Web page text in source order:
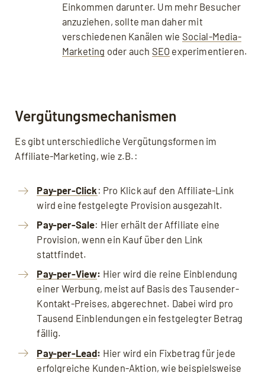
Einkommen darunter. Um mehr Besucher
anzuziehen, sollte man daher mit
verschiedenen Kanälen wie Social-Media-
Marketing oder auch SEO experimentieren.
Vergütungsmechanismen
Es gibt unterschiedliche Vergütungsformen im
Affiliate-Marketing, wie z.B.:
Pay-per-Click : Pro Klick auf den Affiliate-Link
wird eine festgelegte Provision ausgezahlt.
Pay-per-Sale: Hier erhält der Affiliate eine
Provision, wenn ein Kauf über den Link
stattfindet.
Pay-per-View: Hier wird die reine Einblendung
einer Werbung, meist auf Basis des Tausender-
Kontakt-Preises, abgerechnet. Dabei wird pro
Tausend Einblendungen ein festgelegter Betrag
fällig.
Pay-per-Lead: Hier wird ein Fixbetrag für jede
erfolgreiche Kunden-Aktion, wie beispielsweise